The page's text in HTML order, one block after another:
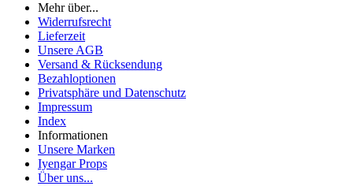
Mehr über...
Widerrufsrecht
Lieferzeit
Unsere AGB
Versand & Rücksendung
Bezahloptionen
Privatsphäre und Datenschutz
Impressum
Index
Informationen
Unsere Marken
Iyengar Props
Über uns...